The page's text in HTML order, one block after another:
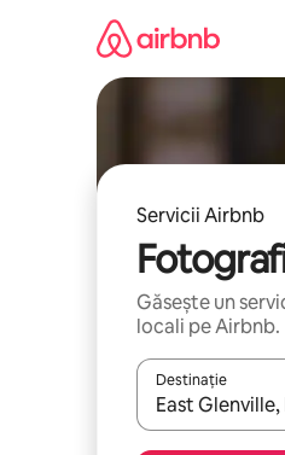
Servicii Airbnb
Găsește un
locali pe Airbnb.
Destinație
Când se